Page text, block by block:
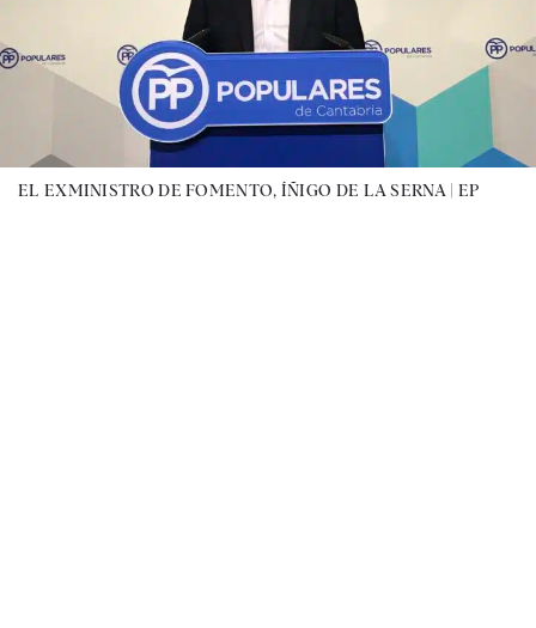
EL EXMINISTRO DE FOMENTO, ÍÑIGO DE LA SERNA | EP